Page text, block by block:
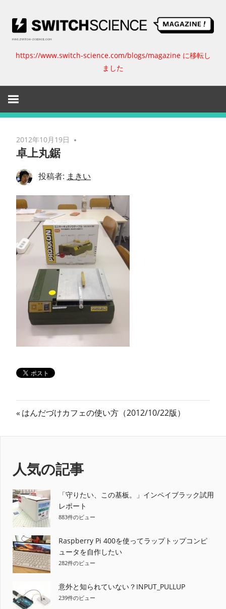
ッ
ス
イ
ッ
イ
エ
ン
ス
ガ
ジ
https://www.switch-science.com/blogs/magazine に移転し
ました
2012年10月19日
卓上丸鋸
投稿者: まきい
投
稿
ビ
ゲ
ー
シ
ョ
ン
前
はんだづけカフェの使い方（2012/10/22版）
人気の記事
「守りたい、この基板。」インペイブラック試用
レポート
883件のビュー
Raspberry Pi 400を使ってラップトップコンピ
ュータを自作したい
282件のビュー
意外と知られていない？INPUT_PULLUP
239件のビュー